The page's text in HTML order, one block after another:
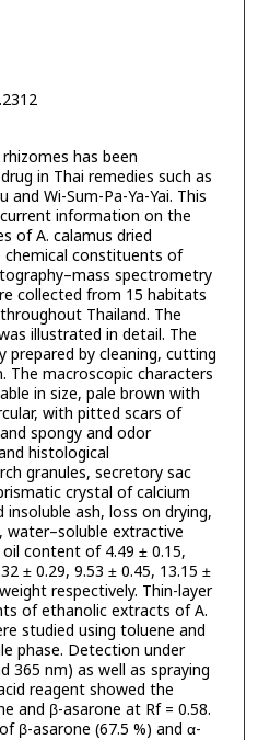
has been
in Thai remedies such as
and Wi-Sum-Pa-Ya-Yai. This
information on the
of A. calamus dried
chemical constituents of
spectrometry
collected from 15 habitats
Thailand. The
illustrated in detail. The
prepared by cleaning, cutting
The macroscopic characters
in size, pale brown with
with pitted scars of
spongy and odor
histological
granules, secretory sac
crystal of calcium
ash, loss on drying,
extractive
content of 4.49 ± 0.15,
± 0.29, 9.53 ± 0.45, 13.15 ±
respectively. Thin-layer
of ethanolic extracts of A.
studied using toluene and
phase. Detection under
365 nm) as well as spraying
reagent showed the
and β-asarone at Rf = 0.58.
β-asarone (67.5 %) and α-